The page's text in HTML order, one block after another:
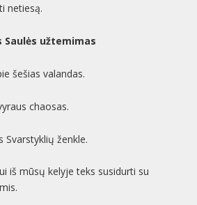
netiesą.
Saulės užtemimas
šešias valandas.
chaosas.
Svarstyklių ženkle.
iš mūsų kelyje teks susidurti su